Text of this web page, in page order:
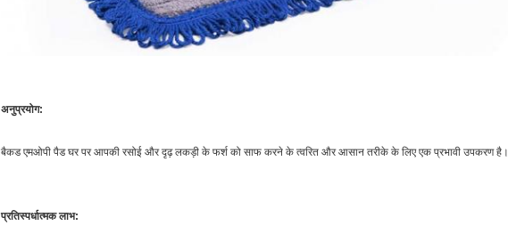
अनुप्रयोग:
बैकड एमओपी पैड घर पर आपकी रसोई और दृढ़ लकड़ी के फर्श को साफ करने के त्वरित और आसान तरीके के लिए एक प्रभावी उपकरण है।
प्रतिस्पर्धात्मक लाभ: